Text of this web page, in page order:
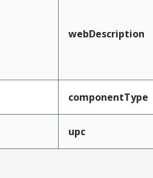
webDescription
componentType
upc